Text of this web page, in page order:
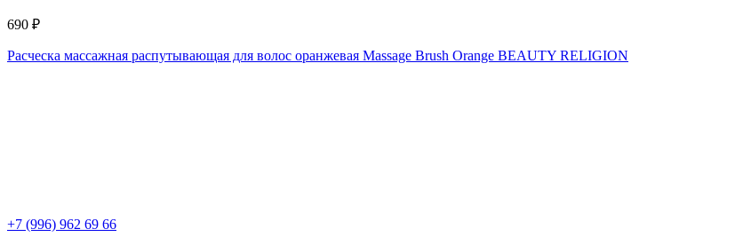
690 ₽
Расческа массажная распутывающая для волос оранжевая Massage Brush Orange BEAUTY RELIGION
+7 (996) 962 69 66